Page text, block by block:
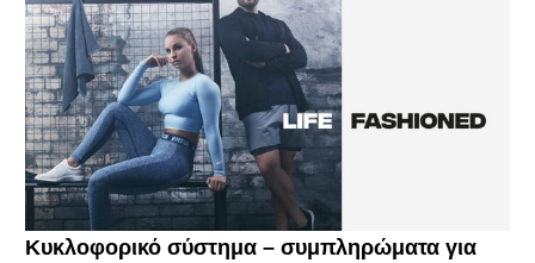
Κυκλοφορικό σύστημα – συμπληρώματα για